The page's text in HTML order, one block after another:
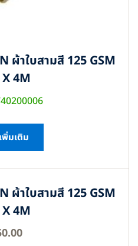
ผ้าใบสามสี 125 GSM
4M
พิ่มเติม
ผ้าใบสามสี 125 GSM
4M